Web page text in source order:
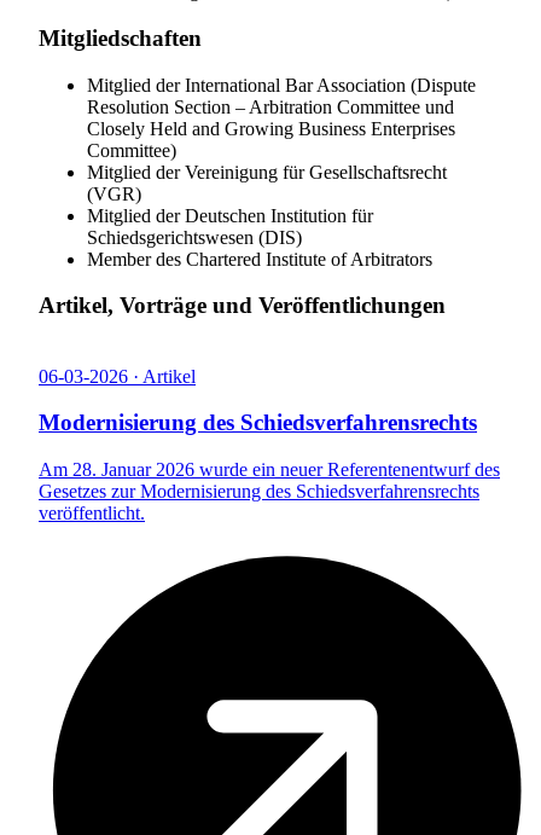
Mitgliedschaften
Mitglied der International Bar Association (Dispute
Resolution Section – Arbitration Committee und
Closely Held and Growing Business Enterprises
Committee)
Mitglied der Vereinigung für Gesellschaftsrecht
(VGR)
Mitglied der Deutschen Institution für
Schiedsgerichtswesen (DIS)
Member des Chartered Institute of Arbitrators
Artikel, Vorträge und Veröffentlichungen
06-03-2026 · Artikel
Modernisierung des Schiedsverfahrensrechts
Am 28. Januar 2026 wurde ein neuer Referentenentwurf des
Gesetzes zur Modernisierung des Schiedsverfahrensrechts
veröffentlicht.